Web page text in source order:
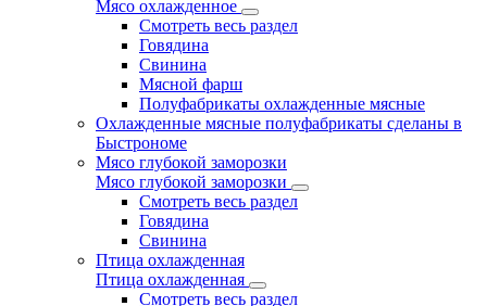
Мясо охлажденное
Смотреть весь раздел
Говядина
Свинина
Мясной фарш
Полуфабрикаты охлажденные мясные
Охлажденные мясные полуфабрикаты сделаны в
Быстрономе
Мясо глубокой заморозки
Мясо глубокой заморозки
Смотреть весь раздел
Говядина
Свинина
Птица охлажденная
Птица охлажденная
Смотреть весь раздел